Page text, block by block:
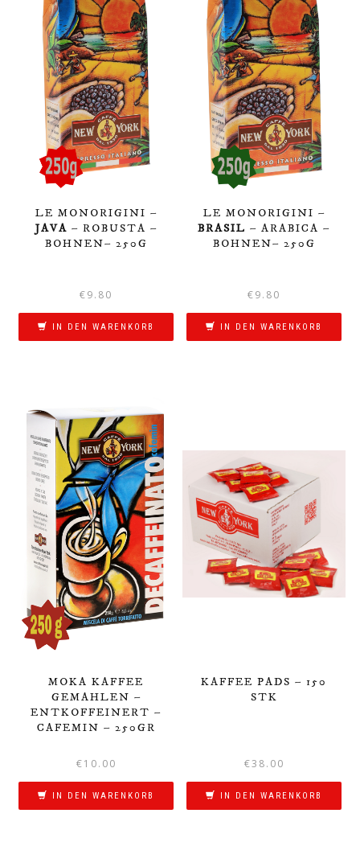
LE MONORIGINI –
JAVA – ROBUSTA –
BOHNEN– 250G
€9.80
IN DEN WARENKORB
LE MONORIGINI –
BRASIL – ARABICA –
BOHNEN– 250G
€9.80
IN DEN WARENKORB
MOKA KAFFEE
GEMAHLEN –
ENTKOFFEINERT –
CAFEMIN – 250GR
€10.00
IN DEN WARENKORB
KAFFEE PADS – 150
STK
€38.00
IN DEN WARENKORB